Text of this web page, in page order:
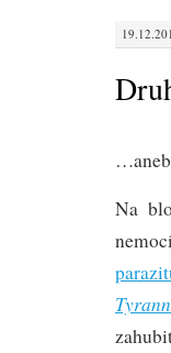
…aneb
Na